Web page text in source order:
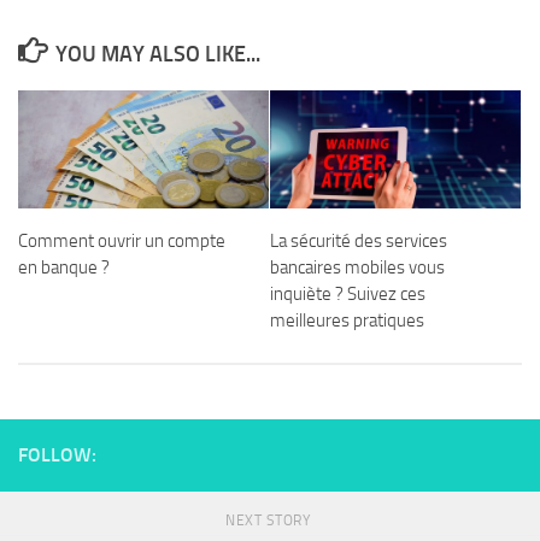
YOU MAY ALSO LIKE...
Comment ouvrir un compte
en banque ?
La sécurité des services
bancaires mobiles vous
inquiète ? Suivez ces
meilleures pratiques
FOLLOW:
NEXT STORY